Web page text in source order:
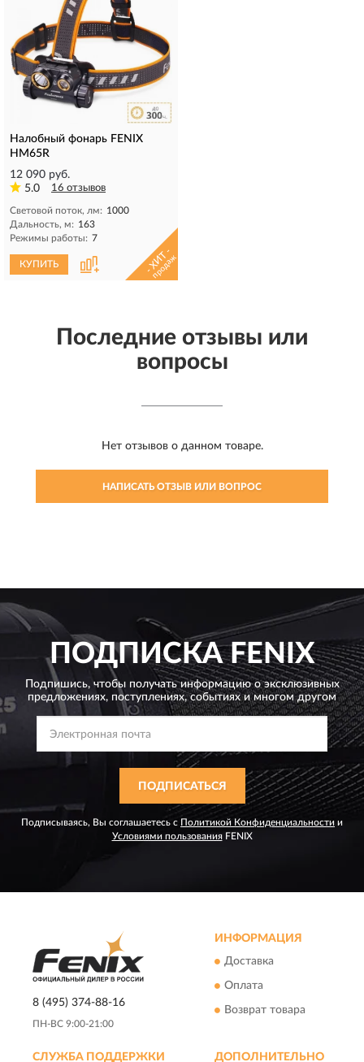
Налобный фонарь FENIX
HM65R
12 090 руб.
5.0
16 отзывов
Световой поток, лм: 1000
Дальность, м: 163
Режимы работы: 7
КУПИТЬ - ХИТ -
продаж
Последние отзывы или
вопросы
Нет отзывов о данном товаре.
НАПИСАТЬ ОТЗЫВ ИЛИ ВОПРОС
ПОДПИСКАFENIX
Подпишись, чтобы получать информацию о эксклюзивных
предложениях, поступлениях, событиях и многом другом
ПОДПИСАТЬСЯ
Подписываясь, Вы соглашаетесь с Политикой Конфиденциальности и
Условиями пользованияFENIX
8 (495) 374-88-16
ПН-ВС 9:00-21:00
ИНФОРМАЦИЯ
Доставка
Оплата
Возврат товара
СЛУЖБА ПОДДЕРЖКИ ДОПОЛНИТЕЛЬНО